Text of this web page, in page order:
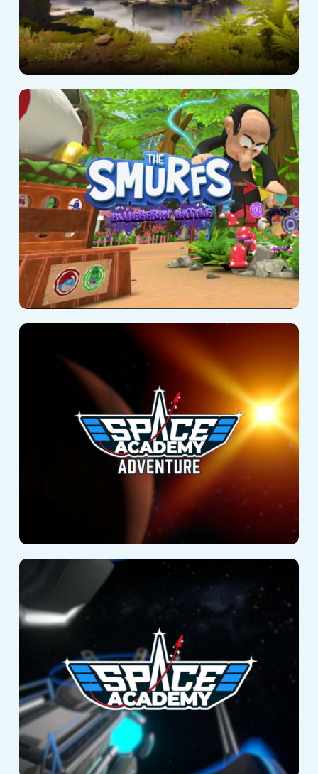
Schlümpfe :
Blueberry Battle
Space Academy
Adventure
Space Academy